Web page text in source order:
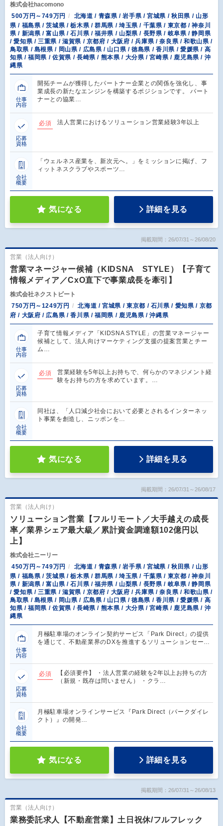
株式会社hacomono
500万円～749万円
北海道 / 青森県 / 岩手県 / 宮城県 / 秋田県 / 山形
県 / 福島県 / 茨城県 / 栃木県 / 群馬県 / 埼玉県 / 千葉県 / 東京都 / 神奈川
県 / 新潟県 / 富山県 / 石川県 / 福井県 / 山梨県 / 長野県 / 岐阜県 / 静岡県
/ 愛知県 / 三重県 / 滋賀県 / 京都府 / 大阪府 / 兵庫県 / 奈良県 / 和歌山県 /
鳥取県 / 島根県 / 岡山県 / 広島県 / 山口県 / 徳島県 / 香川県 / 愛媛県 / 高
知県 / 福岡県 / 佐賀県 / 長崎県 / 熊本県 / 大分県 / 宮崎県 / 鹿児島県 / 沖
縄県
仕事
内容
開拓チームが獲得したパートナー企業との関係を強化し、事
業成長の新たなエンジンを構築するポジションです。 パート
ナーとの協業…
応募
資格
必須 法人営業におけるソリューション営業経験3年以上
会社
概要
「ウェルネス産業を、新次元へ。」をミッションに掲げ、フ
ィットネスクラブやスポーツ…
気になる 詳細を見る
掲載期間：26/07/31～26/08/20
営業（法人向け）
営業マネージャー候補（KIDSNA STYLE）【子育て
情報メディア／CxO直下で事業成長を牽引】
株式会社ネクストビート
750万円～1249万円
北海道 / 宮城県 / 東京都 / 石川県 / 愛知県 / 京都
府 / 大阪府 / 広島県 / 香川県 / 福岡県 / 鹿児島県 / 沖縄県
仕事
内容
子育て情報メディア「KIDSNA STYLE」の営業マネージャー
候補として、法人向けマーケティング支援の提案営業とチー
ム…
応募
資格
必須
営業経験を5年以上お持ちで、何らかのマネジメント経
験をお持ちの方を求めています。…
会社
概要
同社は、「人口減少社会において必要とされるインターネッ
ト事業を創造し、ニッポンを…
気になる 詳細を見る
掲載期間：26/07/31～26/08/17
営業（法人向け）
ソリューション営業【フルリモート／大手越えの成長
率／業界シェア最大級／累計資金調達額102億円以
上】
株式会社ニーリー
450万円～749万円
北海道 / 青森県 / 岩手県 / 宮城県 / 秋田県 / 山形
県 / 福島県 / 茨城県 / 栃木県 / 群馬県 / 埼玉県 / 千葉県 / 東京都 / 神奈川
県 / 新潟県 / 富山県 / 石川県 / 福井県 / 山梨県 / 長野県 / 岐阜県 / 静岡県
/ 愛知県 / 三重県 / 滋賀県 / 京都府 / 大阪府 / 兵庫県 / 奈良県 / 和歌山県 /
鳥取県 / 島根県 / 岡山県 / 広島県 / 山口県 / 徳島県 / 香川県 / 愛媛県 / 高
知県 / 福岡県 / 佐賀県 / 長崎県 / 熊本県 / 大分県 / 宮崎県 / 鹿児島県 / 沖
縄県
仕事
内容
月極駐車場のオンライン契約サービス「Park Direct」の提供
を通じて、不動産業界のDXを推進するソリューションセー…
応募
資格
必須
【必須要件】 ・法人営業の経験を2年以上お持ちの方
（新規・既存は問いません） ・クラ…
会社
概要
月極駐車場オンラインサービス『Park Direct（パークダイレ
クト）』の開発…
気になる 詳細を見る
掲載期間：26/07/31～26/08/13
営業（法人向け）
業務委託求人【不動産営業】土日祝休/フルフレック